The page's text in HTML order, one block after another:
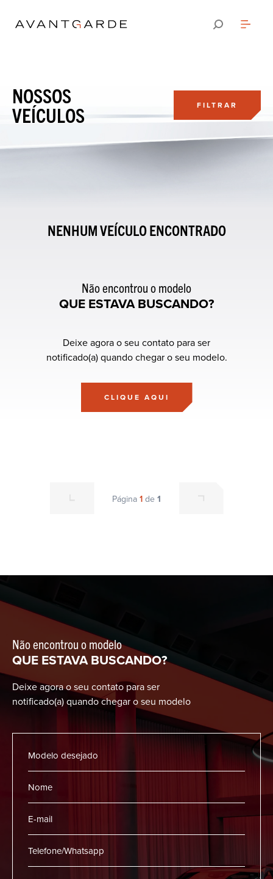
NOSSOS
VEÍCULOS
FILTRAR
NENHUM VEÍCULO ENCONTRADO
Não encontrou o modelo
QUE ESTAVA BUSCANDO?
Deixe agora o seu contato para ser
notificado(a) quando chegar o seu modelo.
CLIQUE AQUI
Página 1de 1
Não encontrou o modelo
QUE ESTAVA BUSCANDO?
Deixe agora o seu contato para ser
notificado(a) quando chegar o seu modelo